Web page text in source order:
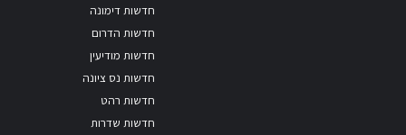
חדשות דימונה
חדשות הדרום
חדשות מודיעין
חדשות נס ציונה
חדשות רהט
חדשות שדרות